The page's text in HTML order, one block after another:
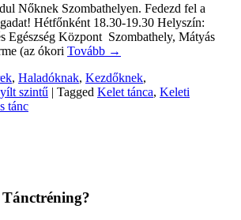
Nőknek Szombathelyen. Fedezd fel a
Hétfőnként 18.30-19.30 Helyszín:
Egészség Központ Szombathely, Mátyás
(az ókori Tovább →
, Haladóknak, Kezdőknek,
szintű | Tagged Kelet tánca, Keleti
tánc